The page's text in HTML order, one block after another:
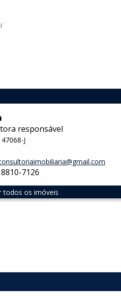
responsável
47068-J
7126
todos os imóveis